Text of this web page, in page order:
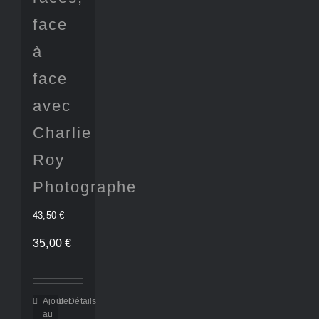
face
à
face
avec
Charlie
Roy
Photographe
43,50€
Le
initial
35,00€Le
actuel
Ajouter
au
Détails